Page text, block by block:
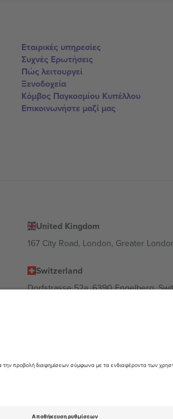
Εταιρικές υπηρεσίες
Συχνές Ερωτήσεις
Πώς λειτουργεί
Ξενοδοχεία
Κόμβος Παγκοσμίου Κυπέλλου
Επικοινωνήστε μαζί μας
United Kingdom
167 City Road, London, Greater
Switzerland
Dorfstrasse 52a, 6390 Engelberg,
Οροι. © 2026 Ticombo. All rights reserved.